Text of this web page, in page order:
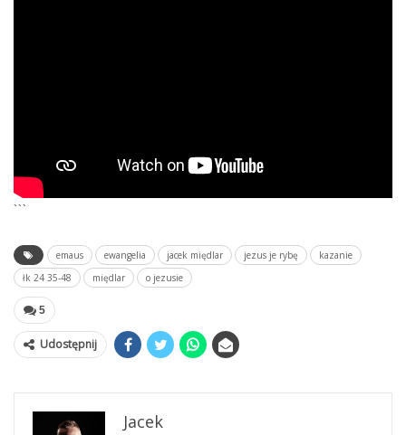
```
emaus ewangelia jacek międlar jezus je rybę
kazanie
łk 24 35-48
międlar o jezusie
5
Udostępnij
Jacek